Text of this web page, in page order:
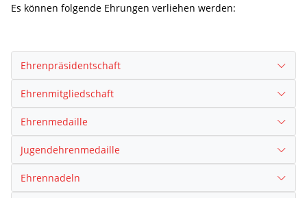
Es können folgende Ehrungen verliehen werden:
Ehrenpräsidentschaft
Ehrenmitgliedschaft
Ehrenmedaille
Jugendehrenmedaille
Ehrennadeln